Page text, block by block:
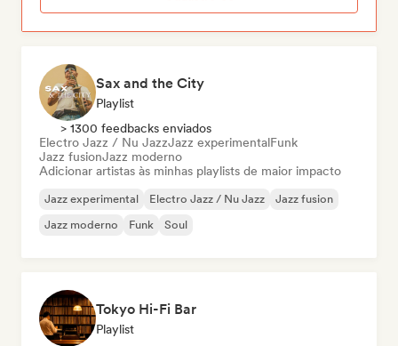
Sax and the City
Playlist
> 1300 feedbacks enviados
Electro Jazz / Nu JazzJazz experimentalFunk
Jazz fusionJazz moderno
Adicionar artistas às minhas playlists de maior impacto
Jazz experimental Electro Jazz / Nu Jazz
Jazz fusion
Jazz moderno
Funk Soul
Tokyo Hi-Fi Bar
Playlist